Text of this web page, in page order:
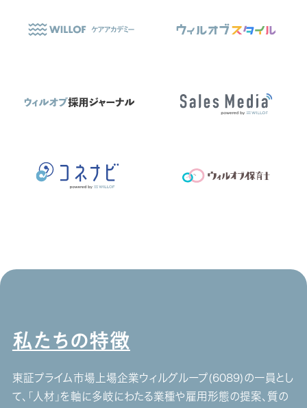
私たちの特徴
東証プライム市場上場企業ウィルグループ(6089)の一員とし
て、「人材」を軸に多岐にわたる業種や雇用形態の提案、質の